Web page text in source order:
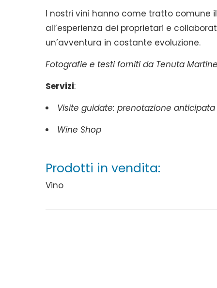
I nostri vini hanno come tratto comune
all’esperienza dei proprietari e
un’avventura in costante evoluzione.
Fotografie e testi forniti da Tenuta
Servizi:
Visite guidate: prenotazione anticipata
Wine Shop
Prodotti in vendita:
Vino